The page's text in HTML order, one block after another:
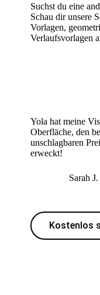
Suchst du eine
Schau dir unsere
Vorlagen,
Verlaufsvorlagen
Yola hat meine
Oberfläche, den
unschlagbaren
erweckt!
Sarah
Kostenlos